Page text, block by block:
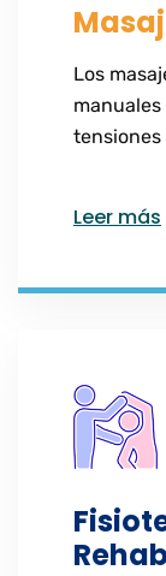
Los
tensiones
Leer más